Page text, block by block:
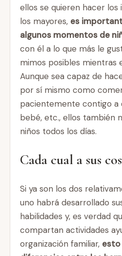
ellos se quieren hacer
los mayores, es
algunos momentos de
con él a lo que más le
mimos posibles mientras
Aunque sea capaz de
por sí mismo como
pacientemente contigo a
bebé, etc., ellos también
niños todos los días.
Cada cual a sus
Si ya son los dos
uno habrá desarrollado
habilidades y, es verdad
compartan actividades
organización familiar, esto